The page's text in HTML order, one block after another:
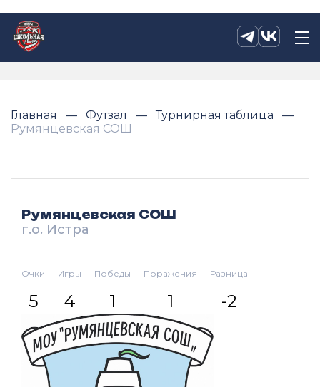
Главная Футзал
Турнирная таблица
Румянцевская СОШ
Румянцевская СОШ
г.о. Истра
Очки
5
Игры
4
Победы
1
Поражения
1
Разница
-2